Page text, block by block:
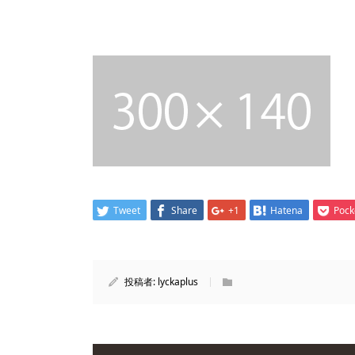
Tweet Share +1 Hatena
投稿者: lyckaplus